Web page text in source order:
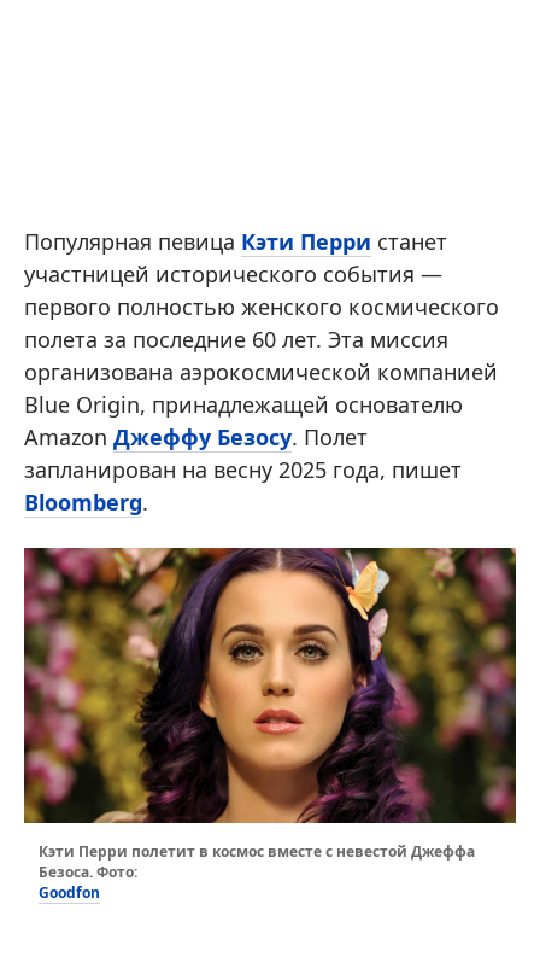
Популярная певица Кэти Перри станет
участницей исторического события —
первого полностью женского космического
полета за последние 60 лет. Эта миссия
организована аэрокосмической компанией
Blue Origin, принадлежащей основателю
Amazon Джеффу Безосу. Полет
запланирован на весну 2025 года, пишет
Bloomberg.
Кэти Перри полетит в космос вместе с невестой Джеффа
Безоса. Фото:
Goodfon